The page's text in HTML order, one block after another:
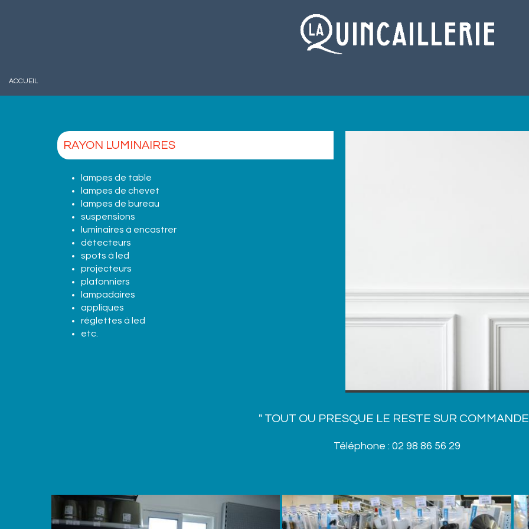
ACCUEIL
RAYON LUMINAIRES
lampes de table
lampes de chevet
lampes de bureau
suspensions
luminaires à encastrer
détecteurs
spots à led
projecteurs
plafonniers
lampadaires
appliques
réglettes à led
etc.
" TOUT OU PRESQUE LE RESTE SUR
Téléphone : 02 98 86 56 29